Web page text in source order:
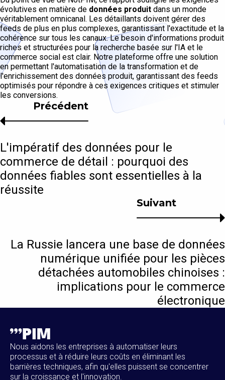
évolutives en matière de données produit dans un monde
véritablement omnicanal. Les détaillants doivent gérer des
feeds de plus en plus complexes, garantissant l'exactitude et la
cohérence sur tous les canaux. Le besoin d'informations produit
riches et structurées pour la recherche basée sur l'IA et le
commerce social est clair. Notre plateforme offre une solution
en permettant l'automatisation de la transformation et de
l'enrichissement des données produit, garantissant des feeds
optimisés pour répondre à ces exigences critiques et stimuler
les conversions.
Suivant
La Russie lancera une base de données
numérique unifiée pour les pièces
détachées automobiles chinoises :
implications pour le commerce
électronique
Précédent
L'impératif des données pour le
commerce de détail : pourquoi des
données fiables sont essentielles à la
réussite
Nous aidons les entreprises à automatiser leurs
processus et à réduire leurs coûts en éliminant les
barrières techniques, afin qu'elles puissent se concentrer
sur la croissance et l'innovation.